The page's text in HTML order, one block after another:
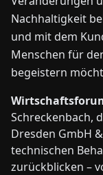
Nachhaltigkeit
und mit dem
Menschen für
begeistern
Schreckenbach,
Dresden GmbH
technischen
zurückblicken –